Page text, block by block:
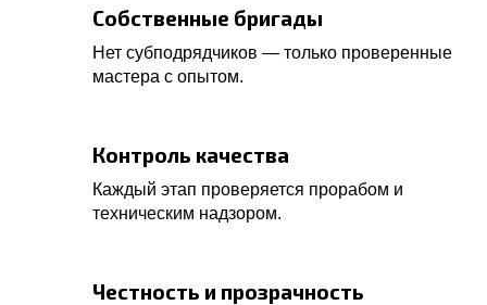
Собственные бригады
Нет субподрядчиков — только проверенные
мастера с опытом.
Контроль качества
Каждый этап проверяется прорабом и
техническим надзором.
Честность и прозрачность